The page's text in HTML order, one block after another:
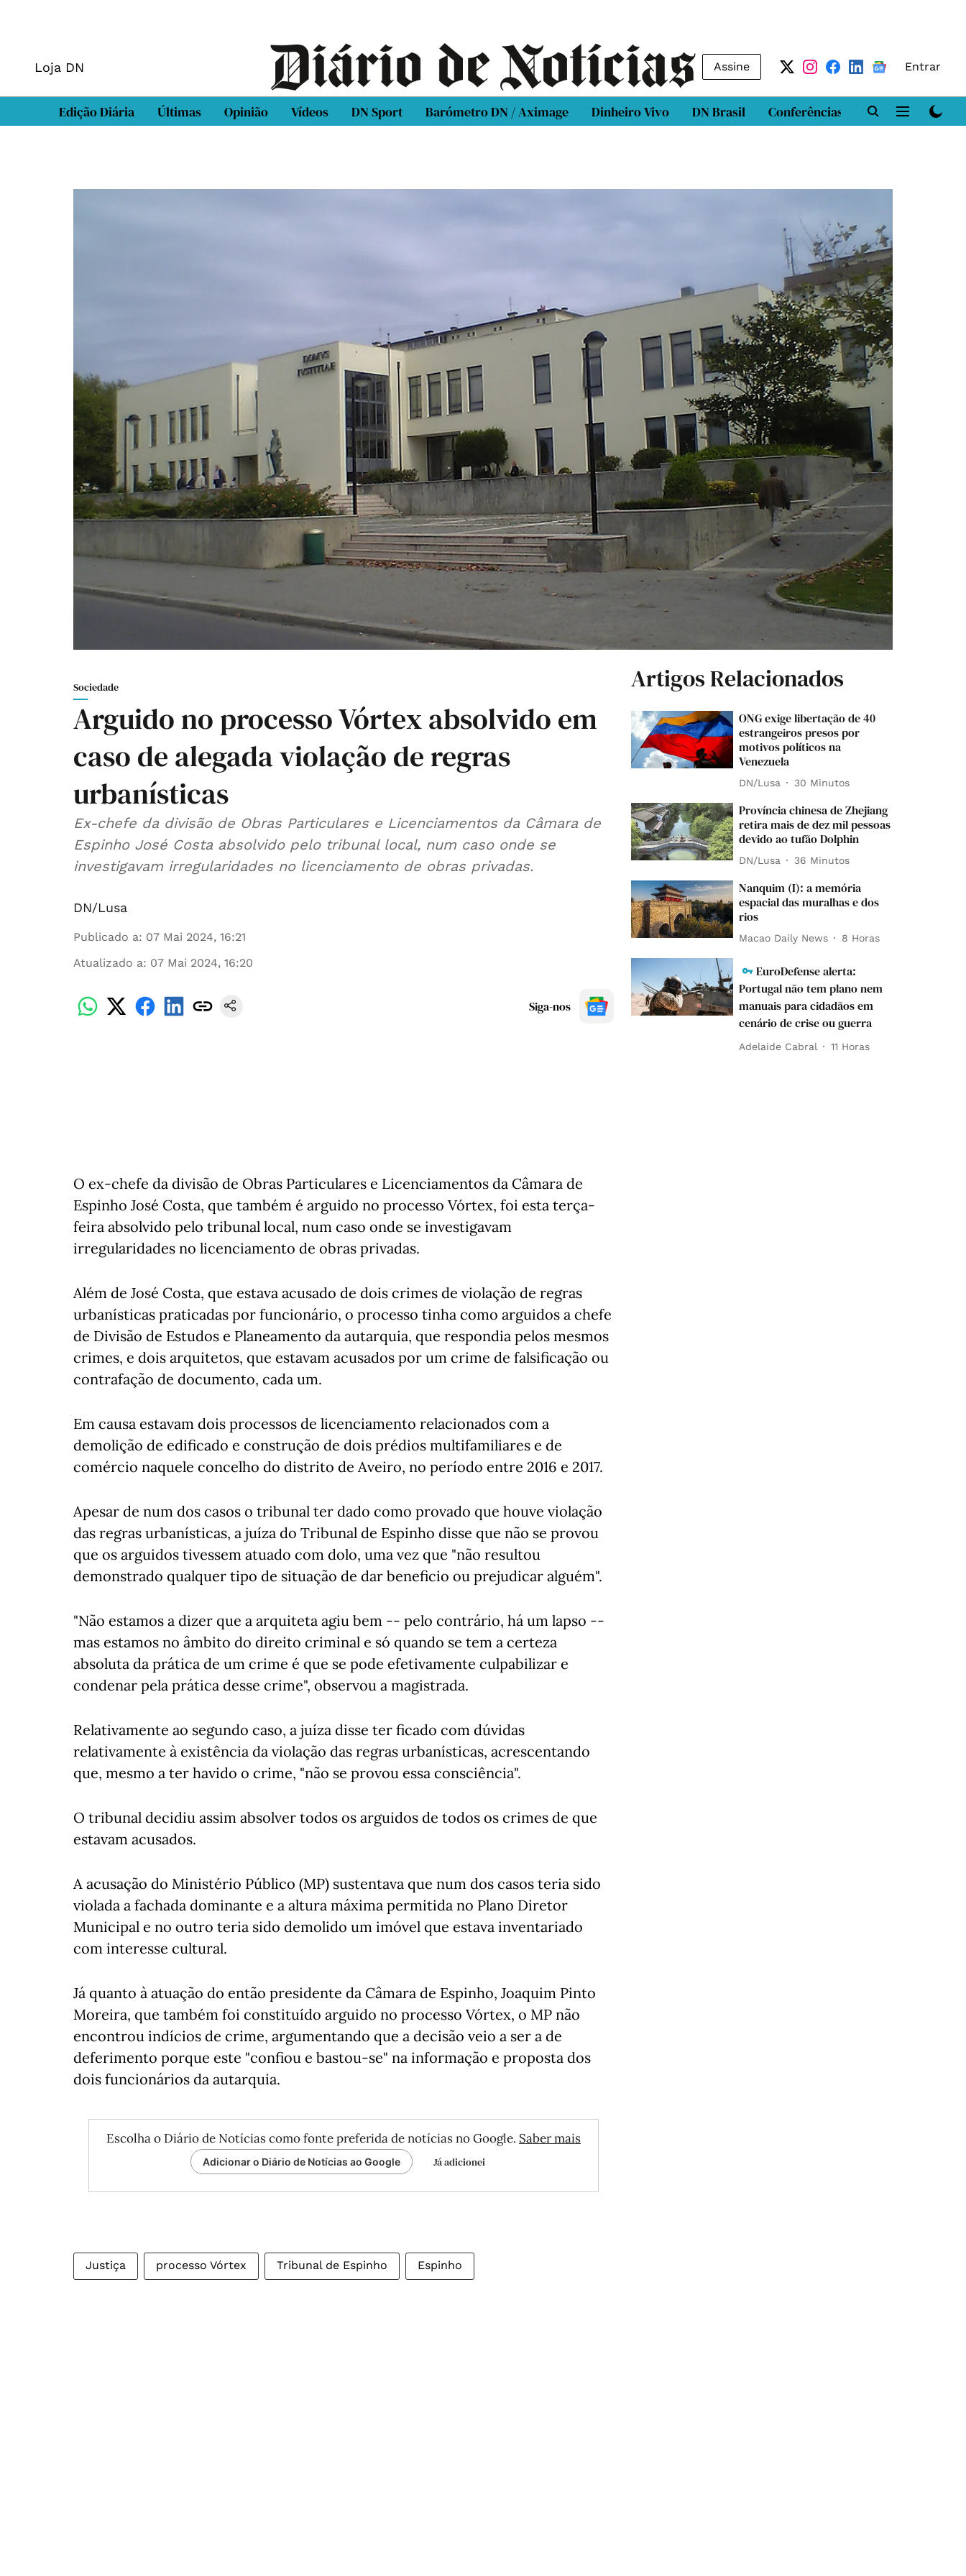
Loja DN Assine Entrar
Edição Diária Últimas Opinião Vídeos DN Sport Barómetro DN / Aximage Dinheiro Vivo DN Brasil Conferências DN LAB
Sociedade
Arguido no processo Vórtex absolvido em
caso de alegada violação de regras
urbanísticas
Ex-chefe da divisão de Obras Particulares e Licenciamentos da Câmara de
Espinho José Costa absolvido pelo tribunal local, num caso onde se
investigavam irregularidades no licenciamento de obras privadas.
DN/Lusa
Publicado a: 07 Mai 2024, 16:21
Atualizado a: 07 Mai 2024, 16:20
Siga-nos
O ex-chefe da divisão de Obras Particulares e Licenciamentos da Câmara de
Espinho José Costa, que também é arguido no processo Vórtex, foi esta terça-
feira absolvido pelo tribunal local, num caso onde se investigavam
irregularidades no licenciamento de obras privadas.
Além de José Costa, que estava acusado de dois crimes de violação de regras
urbanísticas praticadas por funcionário, o processo tinha como arguidos a chefe
de Divisão de Estudos e Planeamento da autarquia, que respondia pelos mesmos
crimes, e dois arquitetos, que estavam acusados por um crime de falsificação ou
contrafação de documento, cada um.
Em causa estavam dois processos de licenciamento relacionados com a
demolição de edificado e construção de dois prédios multifamiliares e de
comércio naquele concelho do distrito de Aveiro, no período entre 2016 e 2017.
Apesar de num dos casos o tribunal ter dado como provado que houve violação
das regras urbanísticas, a juíza do Tribunal de Espinho disse que não se provou
que os arguidos tivessem atuado com dolo, uma vez que "não resultou
demonstrado qualquer tipo de situação de dar beneficio ou prejudicar alguém".
"Não estamos a dizer que a arquiteta agiu bem -- pelo contrário, há um lapso --
mas estamos no âmbito do direito criminal e só quando se tem a certeza
absoluta da prática de um crime é que se pode efetivamente culpabilizar e
condenar pela prática desse crime", observou a magistrada.
Relativamente ao segundo caso, a juíza disse ter ficado com dúvidas
relativamente à existência da violação das regras urbanísticas, acrescentando
que, mesmo a ter havido o crime, "não se provou essa consciência".
O tribunal decidiu assim absolver todos os arguidos de todos os crimes de que
estavam acusados.
A acusação do Ministério Público (MP) sustentava que num dos casos teria sido
violada a fachada dominante e a altura máxima permitida no Plano Diretor
Municipal e no outro teria sido demolido um imóvel que estava inventariado
com interesse cultural.
Já quanto à atuação do então presidente da Câmara de Espinho, Joaquim Pinto
Moreira, que também foi constituído arguido no processo Vórtex, o MP não
encontrou indícios de crime, argumentando que a decisão veio a ser a de
deferimento porque este "confiou e bastou-se" na informação e proposta dos
dois funcionários da autarquia.
Escolha o Diário de Notícias como fonte preferida de notícias no Google. Saber mais
Adicionar o Diário de Notícias ao Google Já adicionei
Justiça processo Vórtex Tribunal de Espinho Espinho
Artigos Relacionados
ONG exige libertação de 40
estrangeiros presos por
motivos políticos na
Venezuela
DN/Lusa 30 Minutos
Província chinesa de Zhejiang
retira mais de dez mil pessoas
devido ao tufão Dolphin
DN/Lusa 36 Minutos
Nanquim (I): a memória
espacial das muralhas e dos
rios
Macao Daily News 8 Horas
EuroDefense alerta:
Portugal não tem plano nem
manuais para cidadãos em
cenário de crise ou guerra
Adelaide Cabral 11 Horas